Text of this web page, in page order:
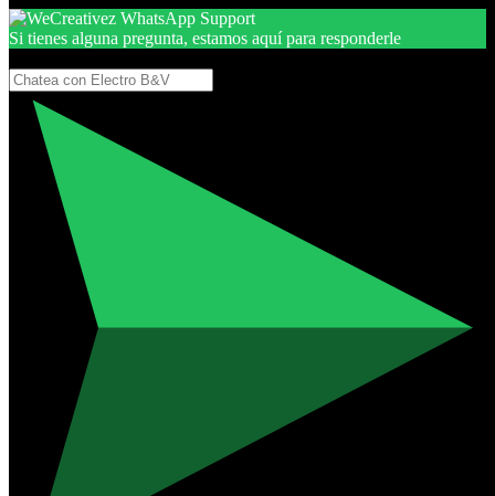
Si tienes alguna pregunta, estamos aquí para responderle